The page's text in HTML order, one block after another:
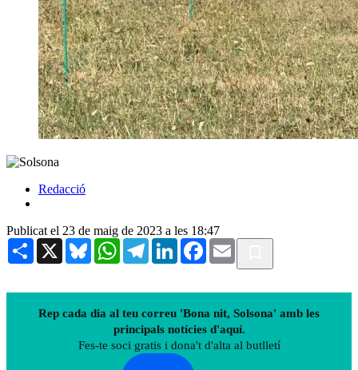
Redacció
Publicat el 23 de maig de 2023 a les 18:47
Share X BlueskyWhatsAppTelegramLinkedInFacebook
Email
Rep cada dia al teu correu 'Bona nit, Solsona' amb les
principals notícies d'aquí.
Fes-te soci gratis i dona't d'alta al butlletí